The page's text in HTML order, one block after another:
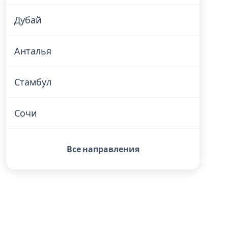
Дубай
Анталья
Стамбул
Сочи
Все направления